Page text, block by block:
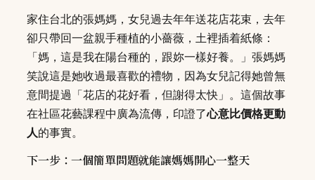
家住台北的張媽媽，女兒過去年年送花店花束，去年
卻只帶回一盆親手種植的小薔薇，土裡插着紙條：
「媽，這是我在陽台種的，跟妳一樣好養。」張媽媽
笑說這是她收過最喜歡的禮物，因為女兒記得她曾無
意間提過「花店的花好看，但謝得太快」。這個故事
在社區花藝課程中廣為流傳，印證了心意比價格更動
人的事實。
下一步：一個簡單問題就能讓媽媽開心一整天